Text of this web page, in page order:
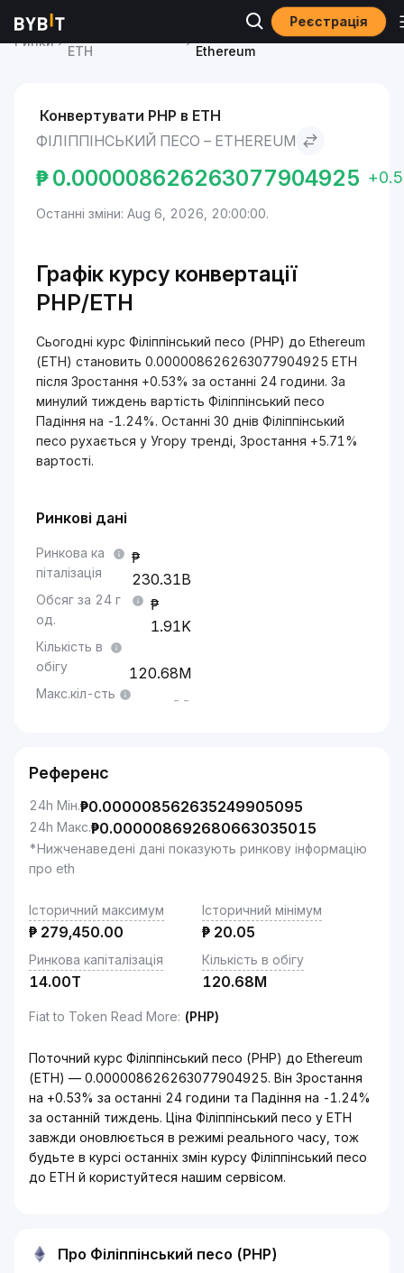
Реєстрація
Ринки
ETH
Філіппінський песо to
Ethereum
Конвертувати PHP в ETH
ФІЛІППІНСЬКИЙ ПЕСО – ETHEREUM
₱0.000008626263077904925
Останні зміни: Aug 6, 2026, 20:00:00.
Графік курсу конвертації
PHP/ETH
Сьогодні курс Філіппінський песо (PHP) до Ethereum
(ETH) становить 0.000008626263077904925 ETH
після Зростання +0.53% за останні 24 години. За
минулий тиждень вартість Філіппінський песо
Падіння на -1.24%. Останні 30 днів Філіппінський
песо рухається у Угору тренді, Зростання +5.71%
вартості.
Ринкові дані
Ринкова ка
піталізація
230.31B
Обсяг за 24 г
од.
1.91K
Кількість в
обігу
120.68M
Макс.кіл-сть --
Референс
24h Мін.₱0.000008562635249905095
24h Макс.₱0.000008692680663035015
*Нижченаведені дані показують ринкову інформацію
про eth
Історичний максимум
₱ 279,450.00
Історичний мінімум
₱ 20.05
Ринкова капіталізація
14.00T
Кількість в обігу
120.68M
Fiat to Token Read More: (PHP)
Поточний курс Філіппінський песо (PHP) до Ethereum
(ETH) — 0.000008626263077904925. Він Зростання
на +0.53% за останні 24 години та Падіння на -1.24%
за останній тиждень. Ціна Філіппінський песо у ETH
завжди оновлюється в режимі реального часу, тож
будьте в курсі останніх змін курсу Філіппінський песо
до ETH й користуйтеся нашим сервісом.
Про Філіппінський песо (PHP)